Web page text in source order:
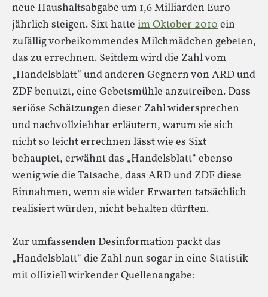
neue Haushaltsabgabe um 1,6 Milliarden Euro
jährlich steigen. Sixt hatte im Oktober 2010ein
zufällig vorbeikommendes Milchmädchen gebeten,
das zu errechnen. Seitdem wird die Zahl vom
„Handelsblatt“ und anderen Gegnern von ARD und
ZDF benutzt, eine Gebetsmühle anzutreiben. Dass
seriöse Schätzungen dieser Zahl widersprechen
und nachvollziehbar erläutern, warum sie sich
nicht so leicht errechnen lässt wie es Sixt
behauptet, erwähnt das „Handelsblatt“ ebenso
wenig wie die Tatsache, dass ARD und ZDF diese
Einnahmen, wenn sie wider Erwarten tatsächlich
realisiert würden, nicht behalten dürften.
Zur umfassenden Desinformation packt das
„Handelsblatt“ die Zahl nun sogar in eine Statistik
mit offiziell wirkender Quellenangabe: